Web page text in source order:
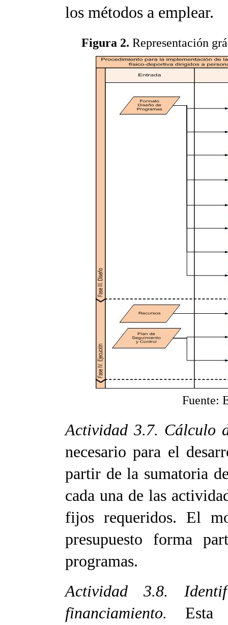
los métodos a emplear.
Figura 2. Representación
Fuente:
Actividad 3.7. Cálculo
necesario para el
partir de la sumatoria
cada una de las
fijos requeridos. El
presupuesto forma
programas.
Actividad 3.8.
financiamiento.